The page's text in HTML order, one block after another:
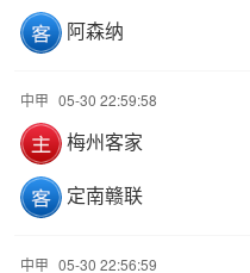
阿森纳
中甲 05-30 22:59:58
梅州客家
定南赣联
中甲 05-30 22:56:59